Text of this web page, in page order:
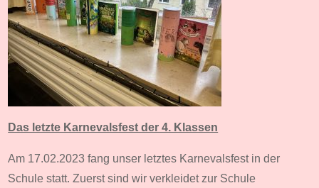
Das letzte Karnevalsfest der 4. Klassen
Am 17.02.2023 fang unser letztes Karnevalsfest in der
Schule statt. Zuerst sind wir verkleidet zur Schule